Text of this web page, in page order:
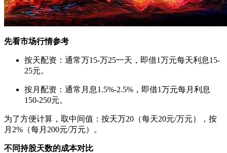
先看市场行情参考
按天配资：通常万15-万25一天，即借1万元每天利息15-
25元。
按月配资：通常月息1.5%-2.5%，即借1万元每月利息
150-250元。
为了方便计算，取中间值：按天万20（每天20元/万元），按
月2%（每月200元/万元）。
不同持股天数的成本对比